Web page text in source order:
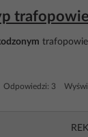
Odpowiedzi: 3